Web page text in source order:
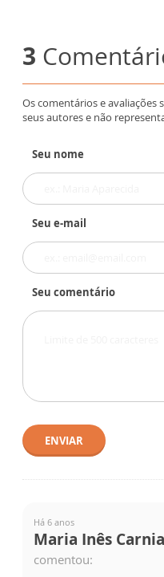
3
Os comentários e avaliações
seus autores e não
Seu nome
Seu e-mail
Seu comentário
ENVIAR
Há 6 anos
Maria Inês
comentou: